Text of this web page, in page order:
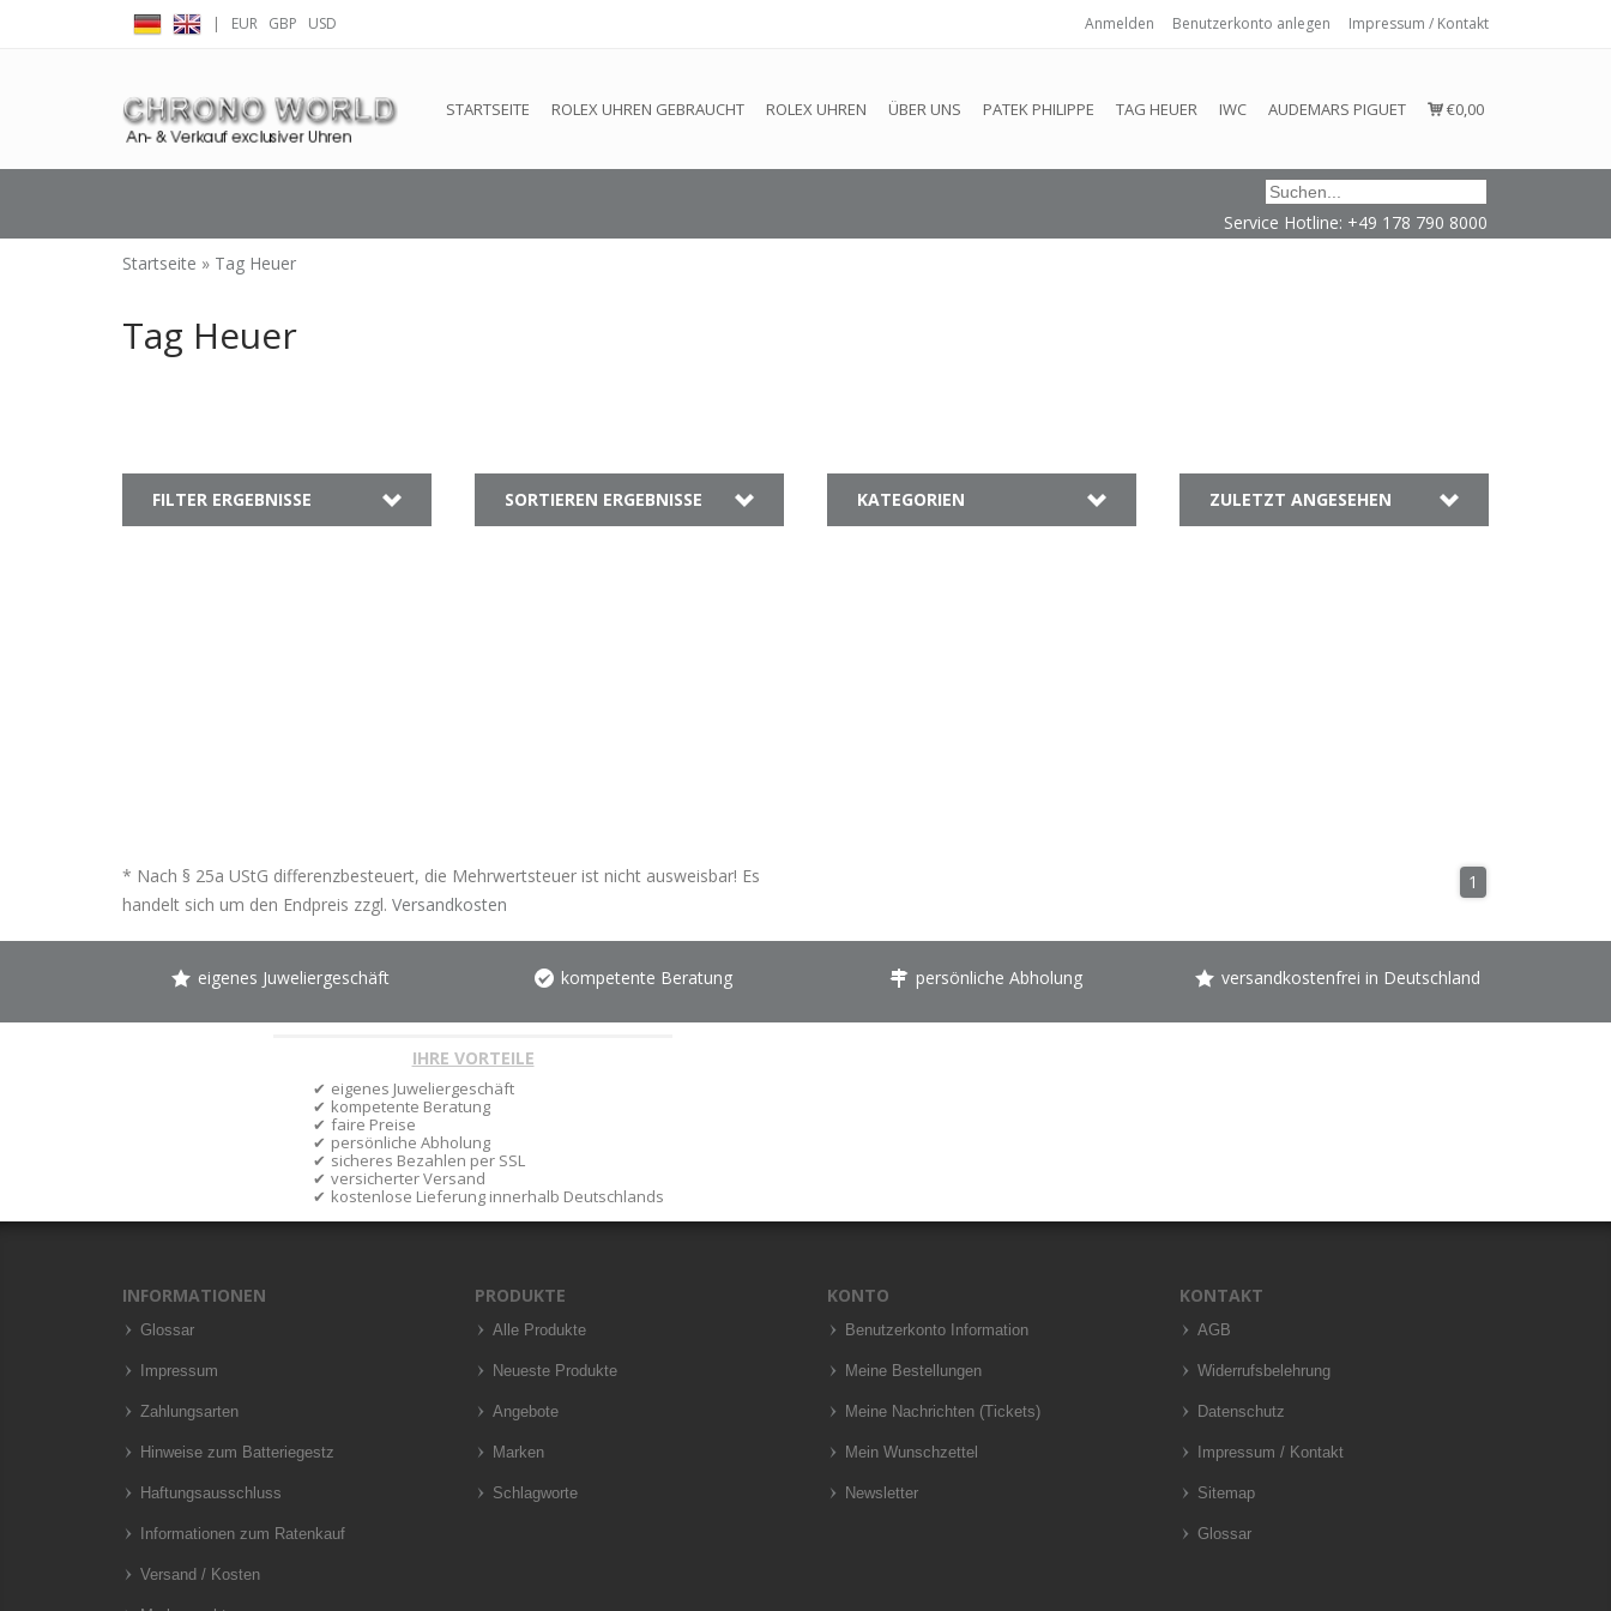
| EUR GBP USD Anmelden Benutzerkonto anlegen Impressum / Kontakt
STARTSEITE ROLEX UHREN GEBRAUCHT ROLEX UHREN ÜBER UNS PATEK PHILIPPE TAG HEUER IWC AUDEMARS PIGUET €0,00
Service Hotline: +49 178 790 8000
Startseite » Tag Heuer
Tag Heuer
FILTER ERGEBNISSE SORTIEREN ERGEBNISSE KATEGORIEN ZULETZT ANGESEHEN
* Nach § 25a UStG differenzbesteuert, die Mehrwertsteuer ist nicht ausweisbar! Es
handelt sich um den Endpreis zzgl. Versandkosten
1
eigenes Juweliergeschäft kompetente Beratung persönliche Abholung versandkostenfrei in Deutschland
IHRE VORTEILE
eigenes Juweliergeschäft
kompetente Beratung
faire Preise
persönliche Abholung
sicheres Bezahlen per SSL
versicherter Versand
kostenlose Lieferung innerhalb Deutschlands
INFORMATIONEN
Glossar
Impressum
Zahlungsarten
Hinweise zum Batteriegestz
Haftungsausschluss
Informationen zum Ratenkauf
Versand / Kosten
PRODUKTE
Alle Produkte
Neueste Produkte
Angebote
Marken
Schlagworte
KONTO
Benutzerkonto Information
Meine Bestellungen
Meine Nachrichten (Tickets)
Mein Wunschzettel
Newsletter
KONTAKT
AGB
Widerrufsbelehrung
Datenschutz
Impressum / Kontakt
Sitemap
Glossar
← Zurück zum Backoffice Dieser Shop befindet sich im Aufbau. Eventuell können nicht alle Bestellungen eingehalten oder erfüllt werden.